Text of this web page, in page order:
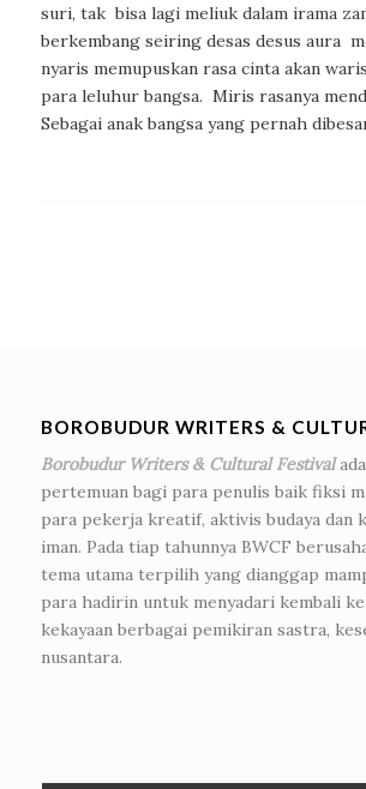
suri, tak bisa lagi meliuk dalam irama
berkembang seiring desas desus aura
nyaris memupuskan rasa cinta akan
para leluhur bangsa. Miris rasanya
Sebagai anak bangsa yang pernah
BOROBUDUR WRITERS &
Borobudur Writers & Cultural Festival
pertemuan bagi para penulis baik fiksi
para pekerja kreatif, aktivis budaya dan
iman. Pada tiap tahunnya BWCF
tema utama terpilih yang dianggap
para hadirin untuk menyadari kembali
kekayaan berbagai pemikiran sastra,
nusantara.